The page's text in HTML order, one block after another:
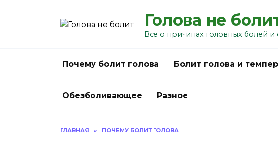
Голова не
Все о причинах головных болей и
Почему болит голова Болит голова и
Обезболивающее Разное
ГЛАВНАЯ » ПОЧЕМУ БОЛИТ ГОЛОВА